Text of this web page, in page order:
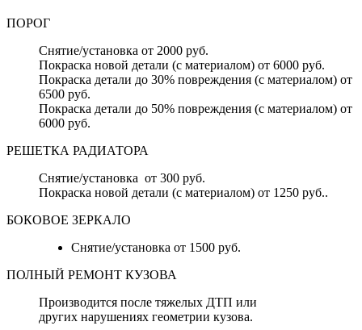
ПОРОГ
Снятие/установка от 2000 руб.
Покраска новой детали (с материалом) от 6000 руб.
Покраска детали до 30% повреждения (с материалом) от
6500 руб.
Покраска детали до 50% повреждения (с материалом) от
6000 руб.
РЕШЕТКА РАДИАТОРА
Снятие/установка от 300 руб.
Покраска новой детали (с материалом) от 1250 руб..
БОКОВОЕ ЗЕРКАЛО
Снятие/установка от 1500 руб.
ПОЛНЫЙ РЕМОНТ КУЗОВА
Производится после тяжелых ДТП или
других нарушениях геометрии кузова.